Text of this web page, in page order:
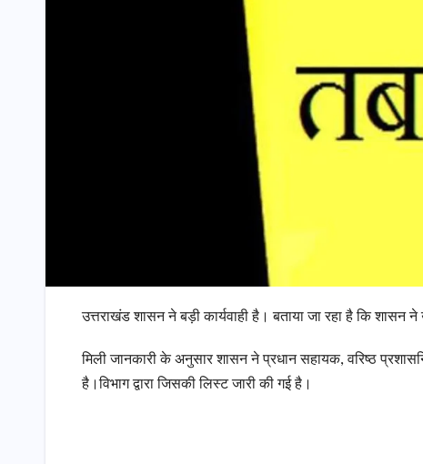
उत्तराखंड शासन ने बड़ी कार्यवाही है। बताया जा रहा है कि शासन
मिली जानकारी के अनुसार शासन ने प्रधान सहायक, वरिष्ठ
है।विभाग द्वारा जिसकी लिस्ट जारी की गई है।